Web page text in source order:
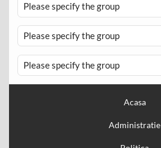
Please specify the group
Please specify the group
Please specify the group
Acasa
Administratie